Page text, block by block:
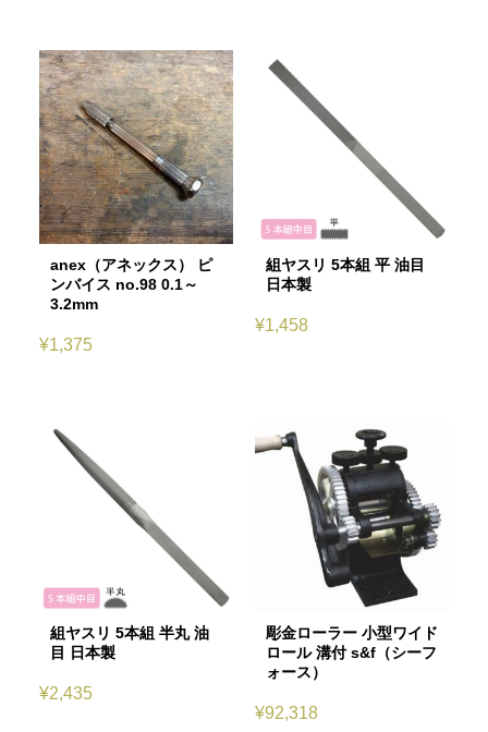
anex（アネックス） ピ
ンバイス no.98 0.1～
3.2mm
¥1,375
組ヤスリ 5本組 平 油目
日本製
¥1,458
組ヤスリ 5本組 半丸 油
目 日本製
¥2,435
彫金ローラー 小型ワイド
ロール 溝付 s&f（シーフ
ォース）
¥92,318